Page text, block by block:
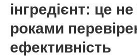
інгредієнт: це
роками
ефективність